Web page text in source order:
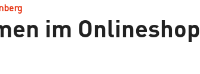
im Onlineshop